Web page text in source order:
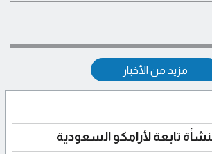
مزيد من الأخبار
تابعة لأرامكو السعودية